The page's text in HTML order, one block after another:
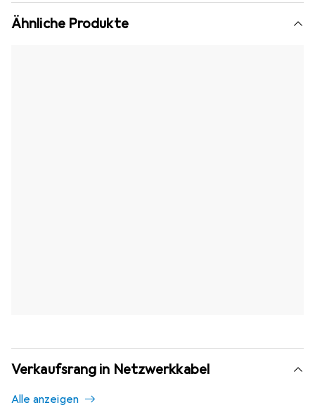
Ähnliche Produkte
Verkaufsrang in Netzwerkkabel
Alle anzeigen